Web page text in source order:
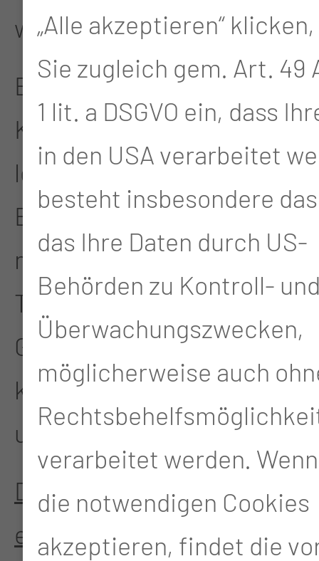
während der Therapie.
Bitte tragen Sie bequeme
Kleidung, damit Sie die
leichten
Bewegungsübungen
mitmachen können. Eine
Teilnahme an der
Gruppenschulung ist
kostenfrei und
unverbindlich.
Die Teilnahme erfolgt in
eigener Verantwortung.
„Alle akzeptieren“
Sie zugleich gem. Art. 49
1 lit. a DSGVO ein, dass
in den USA verarbeitet
besteht insbesondere
das Ihre Daten durch US-
Behörden zu Kontroll-
Überwachungszwecken,
möglicherweise auch
verarbeitet werden.
die notwendigen Cookies
akzeptieren, findet die